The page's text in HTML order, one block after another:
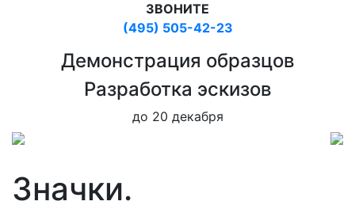
ЗВОНИТЕ
(495) 505-42-23
Дeмонстрация образцов
Pазработка эскизов
до 20 декабря
Значки.